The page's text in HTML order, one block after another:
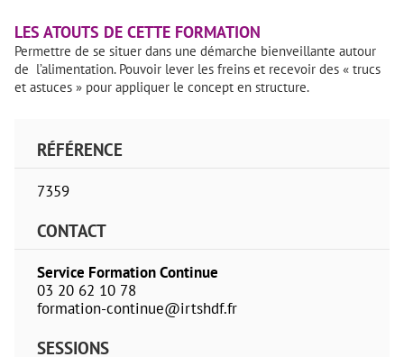
LES ATOUTS DE CETTE FORMATION
Permettre de se situer dans une démarche bienveillante autour
de l’alimentation. Pouvoir lever les freins et recevoir des « trucs
et astuces » pour appliquer le concept en structure.
RÉFÉRENCE
7359
CONTACT
Service Formation Continue
03 20 62 10 78
formation-continue@irtshdf.fr
SESSIONS